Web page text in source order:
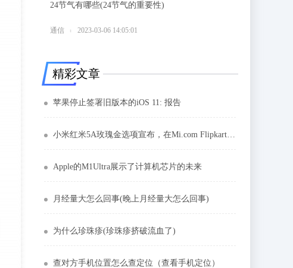
24节气有哪些(24节气的重要性)
通信 2023-03-06 14:05:01
精彩文章
苹果停止签署旧版本的iOS 11: 报告
小米红米5A玫瑰金选项宣布，在Mi.com Flipkart上销售
Apple的M1Ultra展示了计算机芯片的未来
月经量大怎么回事(晚上月经量大怎么回事)
为什么珍珠疹(珍珠疹挤破流血了)
查对方手机位置怎么查定位（查看手机定位）